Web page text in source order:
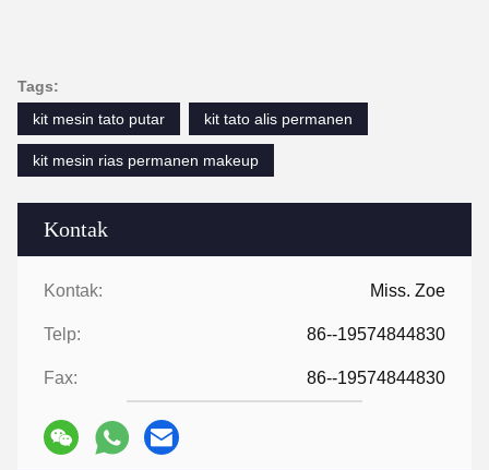
Kontak
Kontak: Miss. Zoe
Telp: 86--19574844830
Fax: 86--19574844830
Tags:
kit mesin tato putar
kit tato alis permanen
kit mesin rias permanen makeup